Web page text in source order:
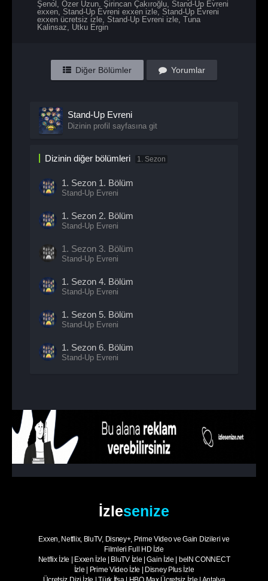
Şenol Özer Uzun Şirincan Çakıroğlu Stand-Up Evreni
exxen Stand-Up Evreni exxen izle, Stand-Up Evreni
exxen ücretsiz izle Stand-Up Evreni izle Tuna
Kalinsaz
Utku Ergin
Diğer Bölümler Yorumlar
Stand-Up Evreni
Dizinin profil sayfasına git
Dizinin diğer bölümleri 1. Sezon
1. Sezon 1. Bölüm
Stand-Up Evreni
1. Sezon 2. Bölüm
Stand-Up Evreni
1. Sezon 3. Bölüm
Stand-Up Evreni
1. Sezon 4. Bölüm
Stand-Up Evreni
1. Sezon 5. Bölüm
Stand-Up Evreni
1. Sezon 6. Bölüm
Stand-Up Evreni
1. Sezon8. Bölüm
Stand-Up Evreni
1. Sezon 9. Bölüm
Stand-Up Evreni
1. Sezon10. Bölüm
11. Bölüm
1. Sezon 12. Bölüm
Stand-Up Evreni
1. Sezon13. Bölüm
İzlesenize
Exxen, Netflix, BluTV, Disney+, Prime Video ve Gain Dizileri ve
Filmleri Full HD İzle
Netflix İzle | Exxen İzle | BluTV İzle |Gain İzle | beIN CONNECT
İzle | Prime Video İzle | Disney Plus İzle